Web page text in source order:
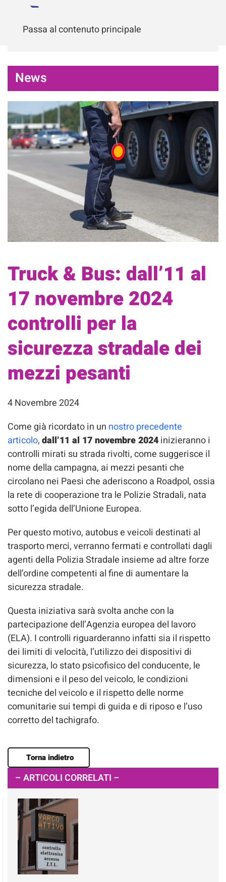
Passa al contenuto principale
News
Truck & Bus: dall’11 al
17 novembre 2024
controlli per la
sicurezza stradale dei
mezzi pesanti
4 Novembre 2024
Come già ricordato in un nostro precedente
articolo,dall’11 al 17 novembre 2024inizieranno i
controlli mirati su strada rivolti, come suggerisce il
nome della campagna, ai mezzi pesanti che
circolano nei Paesi che aderiscono a Roadpol, ossia
la rete di cooperazione tra le Polizie Stradali, nata
sotto l’egida dell’Unione Europea.
Per questo motivo, autobus e veicoli destinati al
trasporto merci, verranno fermati e controllati dagli
agenti della Polizia Stradale insieme ad altre forze
dell’ordine competenti al fine di aumentare la
sicurezza stradale.
Questa iniziativa sarà svolta anche con la
partecipazione dell’Agenzia europea del lavoro
(ELA). I controlli riguarderanno infatti sia il rispetto
dei limiti di velocità, l’utilizzo dei dispositivi di
sicurezza, lo stato psicofisico del conducente, le
dimensioni e il peso del veicolo, le condizioni
tecniche del veicolo e il rispetto delle norme
comunitarie sui tempi di guida e di riposo e l’uso
corretto del tachigrafo.
Torna indietro
– ARTICOLI CORRELATI –